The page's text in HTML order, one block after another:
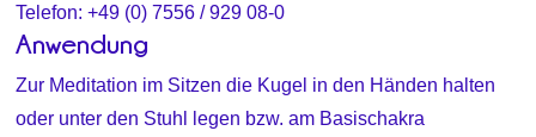
Telefon: +49 (0) 7556 / 929 08-0
Anwendung
Zur Meditation im Sitzen die Kugel in den Händen halten
oder unter den Stuhl legen bzw. am Basischakra